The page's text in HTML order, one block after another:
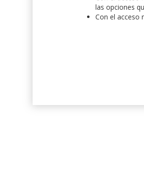
las opciones
Con el acceso